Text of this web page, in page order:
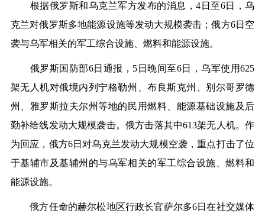
根据俄罗斯和乌克兰军方发布的消息，4日至6日，乌
克兰对俄罗斯多地能源设施等发动大规模袭击；俄方6日空
袭与乌军相关的军工综合设施、燃料和能源设施。
俄罗斯国防部6日通报，5日晚间至6日，乌军使用625
架无人机对俄境内列宁格勒州、布良斯克州、别尔哥罗德
州、雅罗斯拉夫尔州等地的民用燃料、能源基础设施及后
勤补给线发动大规模袭击。俄方击落其中613架无人机。作
为回应，俄方6日对乌克兰发动大规模空袭，重点打击了位
于基辅市及基辅州的与乌军相关的军工综合设施、燃料和
能源设施。
俄方任命的赫尔松地区行政长官萨尔多6日在社交媒体